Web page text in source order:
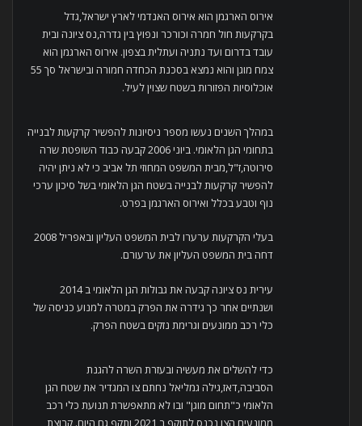
אירוס הארגמן הוא אירוס האנדמי לארץ ישראל,גדל
בקרקעות חול חמרה וכורכר ונפוץ בין גדרה,נס ציונה ובית
עובד בדרום ועד נתניה ועתלית בצפון. אירוס הארגמן הוא
צמח מוגן והוא נמצא בסכנת הכחדה חמורה ובישראל סך 55
אוכלוסיות הפזורות בשטח שצוין לעיל.
במהלך השנים נעשו מספר ניסיונות להפשיר קרקעות לבנייה
בתחומי הגן הלאומי. ביוני 2006 קבעה כבוד השופטת שרה
סירוטה,ז"ל,מבית המשפט המחוזי תל אביב כי לא ניתן יהיה
להפשיר קרקעות לבנייה בשטח הגן הלאומי בשל סיכון ערכי
נוף וטבע בכלל ואירוס הארגמן בפרט.
בעלי הקרקעות ערערו לבית המשפט העליון ובאפריל 2008
דחה בית המשפט העליון את ערעורם.
עירית נס ציונה קבעה את גבולות הגן הלאומי ב 2014
ושנתיים אחר כך גידרה את הפרק במטרה למנוע כניסה של
כלי רכב ממונעים וגרימת נזקים בשטח הפרק.
כדי להשלים את מעשיה ובעזרת השרה להגנת
הסביבה,דאז,גילה גמליאל נחתם צו המגדיר את שטח הגן
הלאומי כ"תחום מוגן" ובו לא מתאפשרת תנועת כלי רכב
ממונעים הצו נכנס לתוקף ב 2021 ותקף גם היום. קבוצת